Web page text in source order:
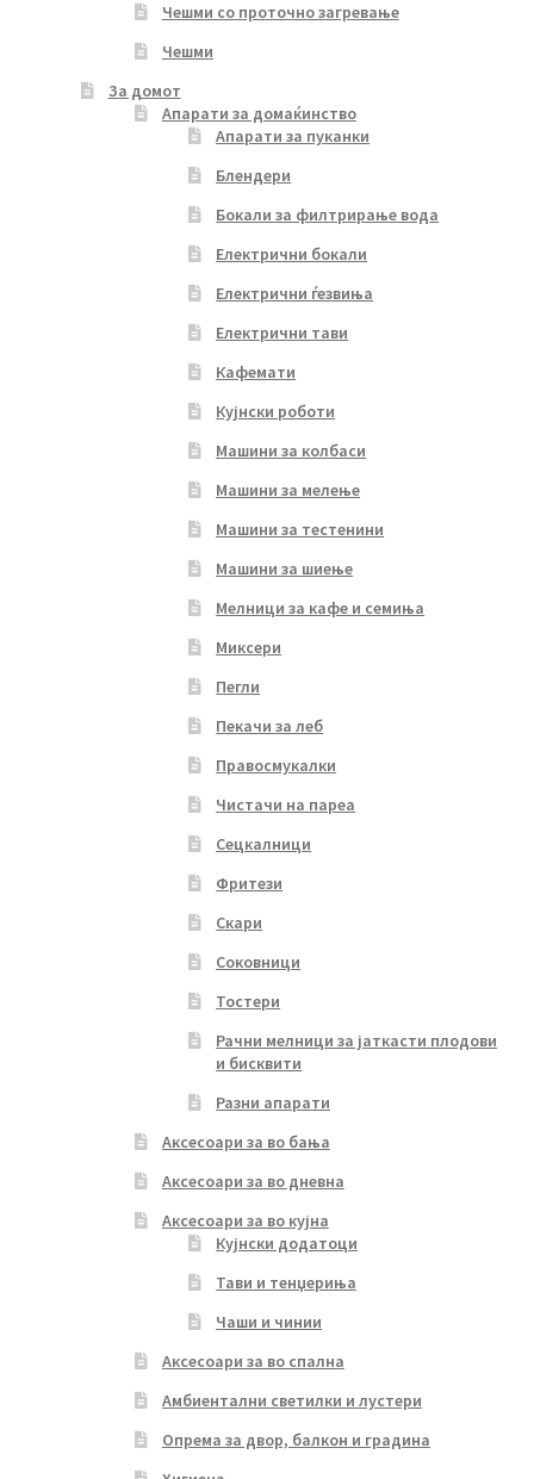
Чешми со проточно загревање
Чешми
За домот
Апарати за домаќинство
Апарати за пуканки
Блендери
Бокали за филтрирање вода
Електрични бокали
Електрични ѓезвиња
Електрични тави
Кафемати
Кујнски роботи
Машини за колбаси
Машини за мелење
Машини за тестенини
Машини за шиење
Мелници за кафе и семиња
Миксери
Пегли
Пекачи за леб
Правосмукалки
Чистачи на пареа
Сецкалници
Фритези
Скари
Соковници
Тостери
Рачни мелници за јаткасти плодови
и бисквити
Разни апарати
Аксесоари за во бања
Аксесоари за во дневна
Аксесоари за во кујна
Кујнски додатоци
Тави и тенџериња
Чаши и чинии
Аксесоари за во спална
Амбиентални светилки и лустери
Опрема за двор, балкон и градина